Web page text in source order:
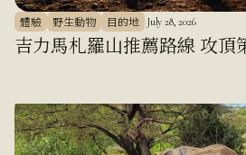
體驗 野生動物 目的地 ·July 28, 2026
吉力馬札羅山推薦路線 攻頂